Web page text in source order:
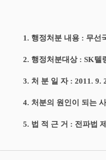
1. 행정처분 내용 : 무선
2. 행정처분대상 : SK텔
3. 처 분 일 자 : 2011. 9.
4. 처분의 원인이 되는
5. 법 적 근 거 : 전파법